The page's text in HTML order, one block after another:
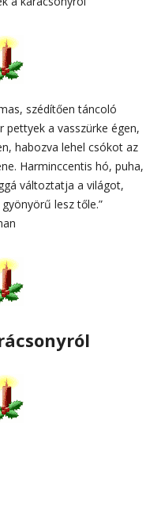
szédítően táncoló
pettyek a vasszürke égen,
habozva lehel csókot az
Harminccentis hó, puha,
változtatja a világot,
lesz tőle.”